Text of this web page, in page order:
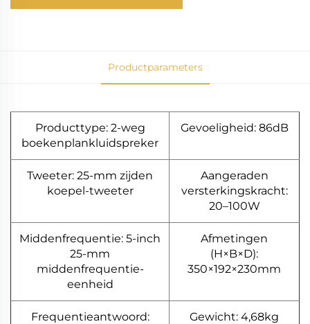
Productparameters
Producttype: 2-weg
boekenplankluidspreker
Gevoeligheid: 86dB
Tweeter: 25-mm zijden
koepel-tweeter
Aangeraden
versterkingskracht:
20–100W
Middenfrequentie: 5-inch
25-mm
middenfrequentie-
eenheid
Afmetingen
(H×B×D):
350×192×230mm
Frequentieantwoord:
Gewicht: 4,68kg